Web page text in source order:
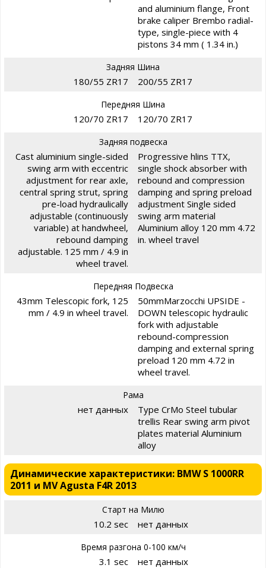
and aluminium flange, Front
brake caliper Brembo radial-
type, single-piece with 4
pistons 34 mm ( 1.34 in.)
Задняя Шина
180/55 ZR17 200/55 ZR17
Передняя Шина
120/70 ZR17 120/70 ZR17
Задняя подвеска
Cast aluminium single-sided
swing arm with eccentric
adjustment for rear axle,
central spring strut, spring
pre-load hydraulically
adjustable (continuously
variable) at handwheel,
rebound damping
adjustable. 125 mm / 4.9 in
wheel travel.
Progressive hlins TTX,
single shock absorber with
rebound and compression
damping and spring preload
adjustment Single sided
swing arm material
Aluminium alloy 120 mm 4.72
in. wheel travel
Передняя Подвеска
43mm Telescopic fork, 125
mm / 4.9 in wheel travel.
50mmMarzocchi UPSIDE -
DOWN telescopic hydraulic
fork with adjustable
rebound-compression
damping and external spring
preload 120 mm 4.72 in
wheel travel.
Рама
нет данных
Type CrMo Steel tubular
trellis Rear swing arm pivot
plates material Aluminium
alloy
Динамические характеристики: BMW S 1000RR
2011 и MV Agusta F4R 2013
Старт на Милю
10.2 sec нет данных
Время разгона 0-100 км/ч
3.1 sec нет данных